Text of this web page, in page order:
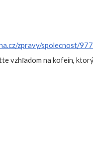
zpravy/spolecnost/
vzhľadom na kofeín,